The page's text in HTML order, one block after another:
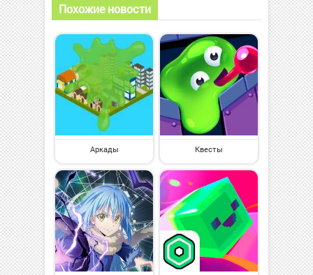
Похожие новости
Аркады Квесты